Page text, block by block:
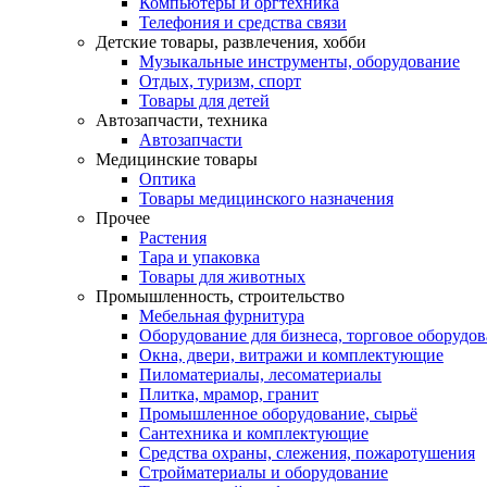
Телефония и средства связи
Детские товары, развлечения, хобби
Музыкальные инструменты, оборудование
Отдых, туризм, спорт
Товары для детей
Автозапчасти, техника
Автозапчасти
Медицинские товары
Оптика
Товары медицинского назначения
Прочее
Растения
Тара и упаковка
Товары для животных
Промышленность, строительство
Мебельная фурнитура
Оборудование для бизнеса, торговое
Окна, двери, витражи и комплектующие
Пиломатериалы, лесоматериалы
Плитка, мрамор, гранит
Промышленное оборудование, сырьё
Сантехника и комплектующие
Средства охраны, слежения, пожаротушения
Стройматериалы и оборудование